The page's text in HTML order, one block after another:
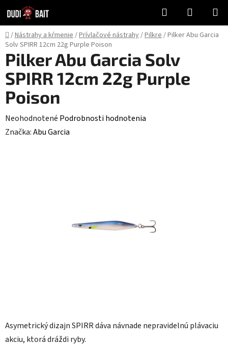
na
obsah
Hľadať
KOŠÍK
Domov
/Nástrahy a kŕmenie/Prívlačové nástrahy/Pilkre/Pilker Abu Garcia
Solv SPIRR 12cm 22g Purple Poison
Asymetrický dizajn SPIRR dáva návnade nepravidelnú plávaciu
akciu, ktorá dráždi ryby.
Pilker Abu Garcia Solv
SPIRR 12cm 22g Purple
Poison
Priemerné
hodnotenie
Neohodnotené Podrobnosti hodnotenia
Značka:Abu Garcia